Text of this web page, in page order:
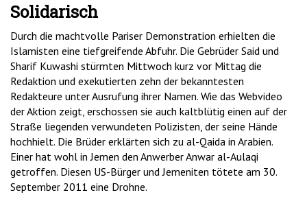
Solidarisch
Durch die machtvolle Pariser Demonstration erhielten die
Islamisten eine tiefgreifende Abfuhr. Die Gebrüder Said und
Sharif Kuwashi stürmten Mittwoch kurz vor Mittag die
Redaktion und exekutierten zehn der bekanntesten
Redakteure unter Ausrufung ihrer Namen. Wie das Webvideo
der Aktion zeigt, erschossen sie auch kaltblütig einen auf der
Straße liegenden verwundeten Polizisten, der seine Hände
hochhielt. Die Brüder erklärten sich zu al-Qaida in Arabien.
Einer hat wohl in Jemen den Anwerber Anwar al-Aulaqi
getroffen. Diesen US-Bürger und Jemeniten tötete am 30.
September 2011 eine Drohne.